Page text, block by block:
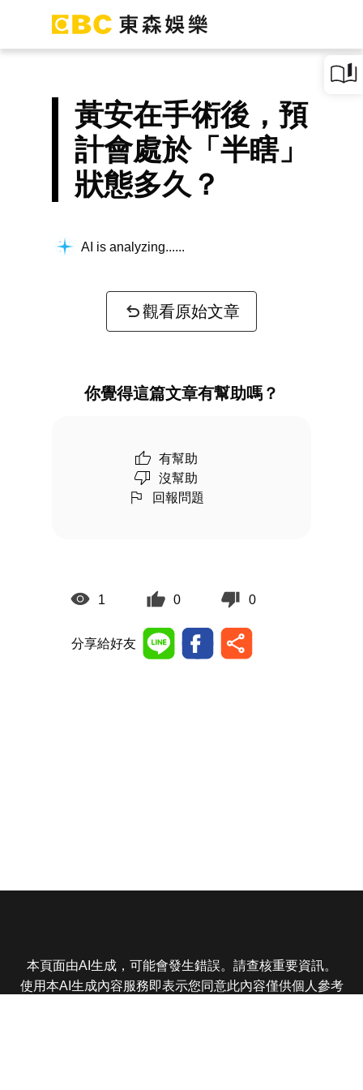
黃安在手術後，預
計會處於「半瞎」
狀態多久？
AI is analyzing...
觀看原始文章
你覺得這篇文章有幫助嗎？
有幫助
沒幫助
回報問題
1 0 0
分享給好友
本頁面由AI生成，可能會發生錯誤。請查核重要資訊。
使用本AI生成內容服務即表示您同意此內容僅供個人參考